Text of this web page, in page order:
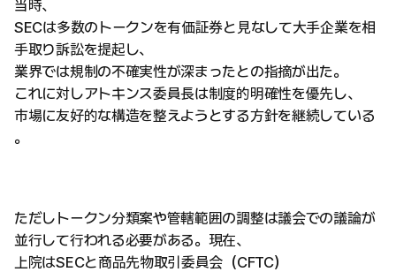
当時、
SECは多数のトークンを有価証券と見なして大手企業を相
手取り訴訟を提起し、
業界では規制の不確実性が深まったとの指摘が出た。
これに対しアトキンス委員長は制度的明確性を優先し、
市場に友好的な構造を整えようとする方針を継続している
。
ただしトークン分類案や管轄範囲の調整は議会での議論が
並行して行われる必要がある。現在、
上院はSECと商品先物取引委員会（CFTC）